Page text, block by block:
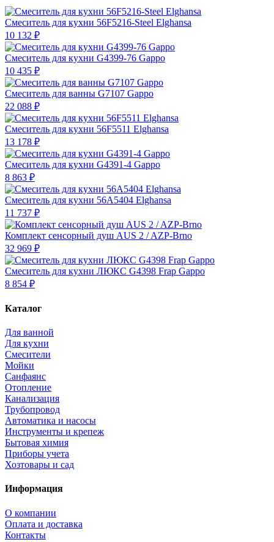
Смеситель для кухни 56F5216-Steel Elghansa
10 132 ₽
Смеситель для кухни G4399-76 Gappo
10 435 ₽
Смеситель для ванны G7107 Gappo
22 088 ₽
Смеситель для кухни 56F5511 Elghansa
13 178 ₽
Смеситель для кухни G4391-4 Gappo
8 863 ₽
Смеситель для кухни 56А5404 Elghansa
11 737 ₽
Комплект сенсорный душ AUS 2 / AZP-Brno
32 969 ₽
Смеситель для кухни ЛЮКС G4398 Frap Gappo
8 854 ₽
Каталог
Для ванной
Для кухни
Смесители
Мойки
Санфаянс
Отопление
Канализация
Трубопровод
Автоматика и насосы
Инструменты и крепеж
Бытовая химия
Приборы учета
Хозтовары и сад
Информация
О компании
Оплата и доставка
Контакты